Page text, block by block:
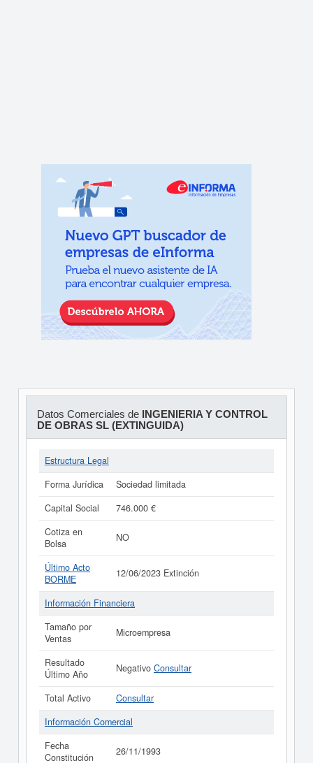
Datos Comerciales de INGENIERIA Y CONTROL
DE OBRAS SL (EXTINGUIDA)
Estructura Legal
Forma Jurídica
Sociedad limitada
Capital Social
746.000 €
Cotiza en
Bolsa
NO
Último Acto
BORME
12/06/2023 Extinción
Información Financiera
Tamaño por
Ventas
Microempresa
Resultado
Último Año
Negativo Consultar
Total Activo
Consultar
Información Comercial
Fecha
Constitución
26/11/1993